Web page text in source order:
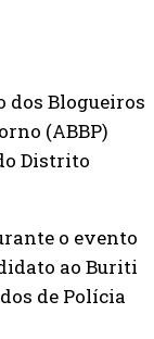
dos Blogueiros
(ABBP)
Distrito
o evento
ao Buriti
de Polícia